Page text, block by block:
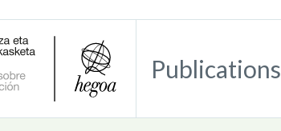
Publications